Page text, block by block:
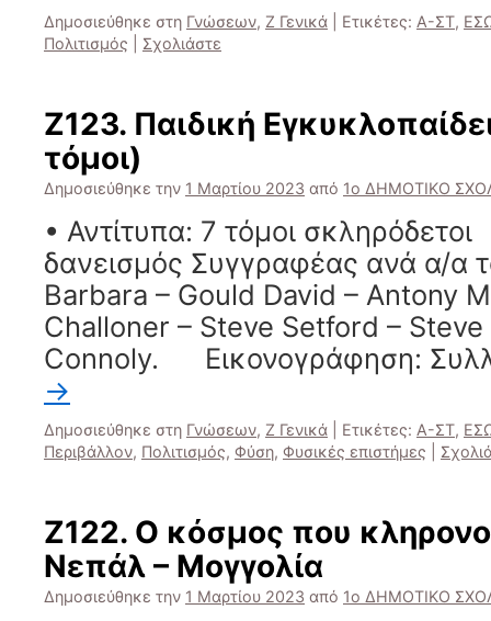
Δημοσιεύθηκε στη Γνώσεων, Ζ Γενικά Ετικέτες: Α-ΣΤ,
Πολιτισμός
Σχολιάστε
Ζ123. Παιδική
τόμοι)
Δημοσιεύθηκε την 1 Μαρτίου 2023 από 1ο ΔΗΜΟΤΙΚΟ
• Αντίτυπα: 7 τόμοι
δανεισμός Συγγραφέας ανά α/α
Barbara – Gould David – Antony
Challoner – Steve Setford –
Connoly. Εικονογράφηση:
→
Δημοσιεύθηκε στη Γνώσεων, Ζ Γενικά Ετικέτες: Α-ΣΤ,
Περιβάλλον, Πολιτισμός, Φύση, Φυσικές επιστήμες
Ζ122. Ο κόσμος που
Νεπάλ – Μογγολία
Δημοσιεύθηκε την 1 Μαρτίου 2023 από 1ο ΔΗΜΟΤΙΚΟ